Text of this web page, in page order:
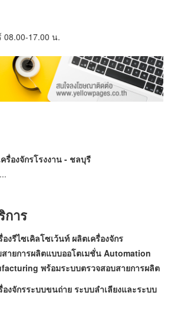
08.00-17.00 น.
รื่องจักรโรงงาน - ชลบุรี
...
การ
งรีไซเคิลโซเว้นท์ ผลิตเครื่องจักร
ายการผลิตแบบออโตเมชั่น Automation
พร้อมระบบตรวจสอบสายการผลิต
งจักรระบบขนถ่าย ระบบลำเลียงและระบบ